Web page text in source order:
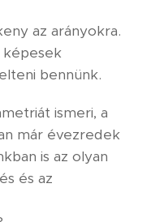
az arányokra.
képesek
bennünk.
ismeri, a
már évezredek
is az olyan
és az